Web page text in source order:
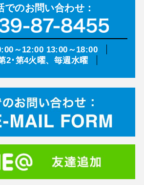
でのお問い合わせ：
～12:00 13:00～18:00
2･第4火曜、毎週水曜